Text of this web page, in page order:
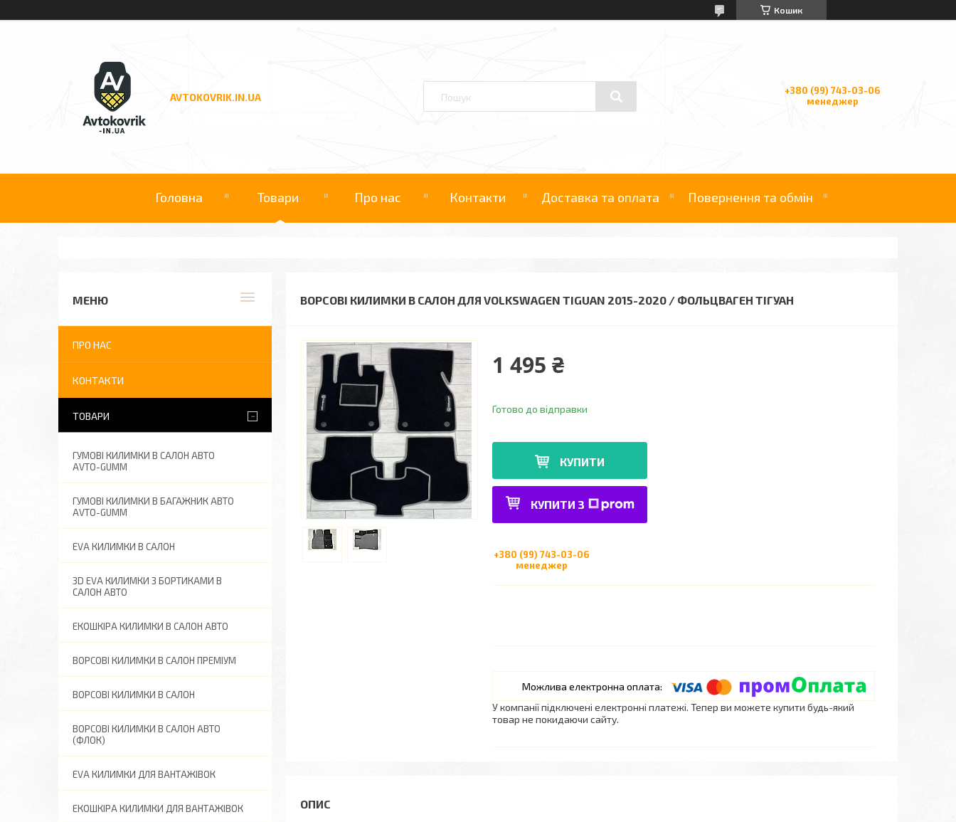
Кошик
AVTOKOVRIK.IN.UA
+380 (99) 743-03-06
менеджер
Головна Товари Про нас Контакти Доставка та оплата Повернення та обмін
ВОРСОВІ КИЛИМКИ В САЛОН ДЛЯ VOLKSWAGEN TIGUAN 2015-2020 / ФОЛЬЦВАГЕН ТІГУАН
1 495 ₴
Готово до відправки
КУПИТИ
КУПИТИ З
+380 (99) 743-03-06
менеджер
У компанії підключені електронні платежі. Тепер ви можете купити будь-який
товар не покидаючи сайту.
ПРО НАС
КОНТАКТИ
ТОВАРИ
ГУМОВІ КИЛИМКИ В САЛОН АВТО
AVTO-GUMM
ГУМОВІ КИЛИМКИ В БАГАЖНИК АВТО
AVTO-GUMM
EVA КИЛИМКИ В САЛОН
3D EVA КИЛИМКИ З БОРТИКАМИ В
САЛОН АВТО
ЕКОШКІРА КИЛИМКИ В САЛОН АВТО
ВОРСОВІ КИЛИМКИ В САЛОН ПРЕМІУМ
ВОРСОВІ КИЛИМКИ В САЛОН
ВОРСОВІ КИЛИМКИ В САЛОН АВТО
(ФЛОК)
EVA КИЛИМКИ ДЛЯ ВАНТАЖІВОК
ЕКОШКІРА КИЛИМКИ ДЛЯ ВАНТАЖІВОК